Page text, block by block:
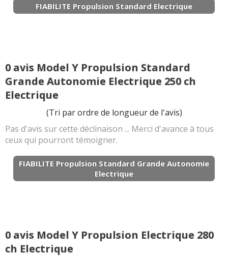
FIABILITE Propulsion Standard Electrique
0 avis Model Y Propulsion Standard
Grande Autonomie Electrique 250 ch
Electrique
(Tri par ordre de longueur de l'avis)
Pas d'avis sur cette déclinaison ... Merci d'avance à tous
ceux qui pourront témoigner.
FIABILITE Propulsion Standard Grande Autonomie
Electrique
0 avis Model Y Propulsion Electrique 280
ch Electrique